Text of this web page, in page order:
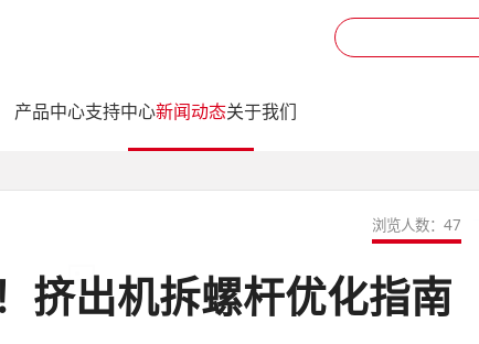
产品中心支持中心新闻动态关于我们
浏览人数：47
挤出机拆螺杆优化指南